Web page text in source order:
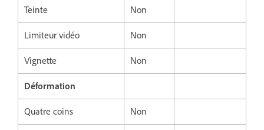
Teinte Non
Limiteur vidéo Non
Vignette Non
Déformation
Quatre coins Non